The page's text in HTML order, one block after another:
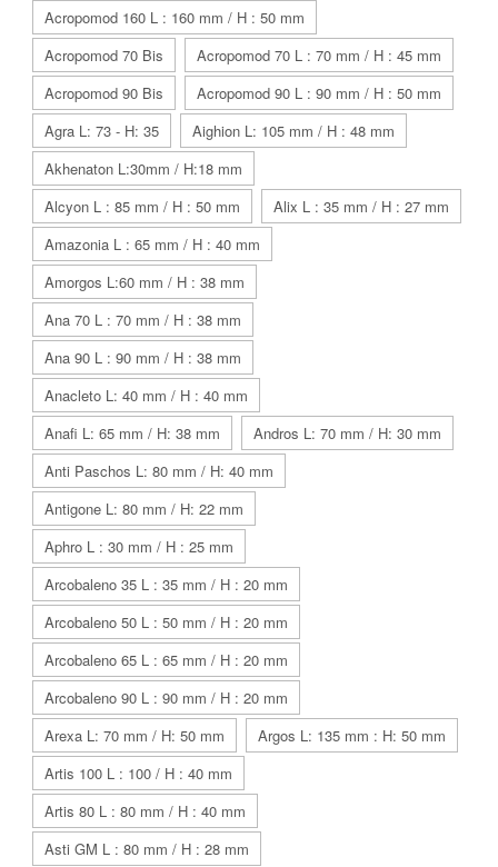
Acropomod 160 L : 160 mm / H : 50 mm
Acropomod 70 Bis
Acropomod 70 L : 70 mm / H : 45 mm
Acropomod 90 Bis
Acropomod 90 L : 90 mm / H : 50 mm
Agra L: 73 - H: 35
Aighion L: 105 mm / H : 48 mm
Akhenaton L:30mm / H:18 mm
Alcyon L : 85 mm / H : 50 mm
Alix L : 35 mm / H : 27 mm
Amazonia L : 65 mm / H : 40 mm
Amorgos L:60 mm / H : 38 mm
Ana 70 L : 70 mm / H : 38 mm
Ana 90 L : 90 mm / H : 38 mm
Anacleto L: 40 mm / H : 40 mm
Anafi L: 65 mm / H: 38 mm
Andros L: 70 mm / H: 30 mm
Anti Paschos L: 80 mm / H: 40 mm
Antigone L: 80 mm / H: 22 mm
Aphro L : 30 mm / H : 25 mm
Arcobaleno 35 L : 35 mm / H : 20 mm
Arcobaleno 50 L : 50 mm / H : 20 mm
Arcobaleno 65 L : 65 mm / H : 20 mm
Arcobaleno 90 L : 90 mm / H : 20 mm
Arexa L: 70 mm / H: 50 mm
Argos L: 135 mm : H: 50 mm
Artis 100 L : 100 / H : 40 mm
Artis 80 L : 80 mm / H : 40 mm
Asti GM L : 80 mm / H : 28 mm